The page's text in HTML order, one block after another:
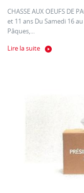
CHASSE AUX OEUFS DE
et 11 ans Du Samedi 16
Pâques,...
Lire la suite